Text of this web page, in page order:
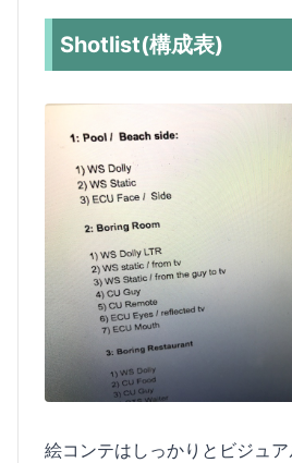
Shotlist(構成表)
絵コンテはしっかりとビジュ